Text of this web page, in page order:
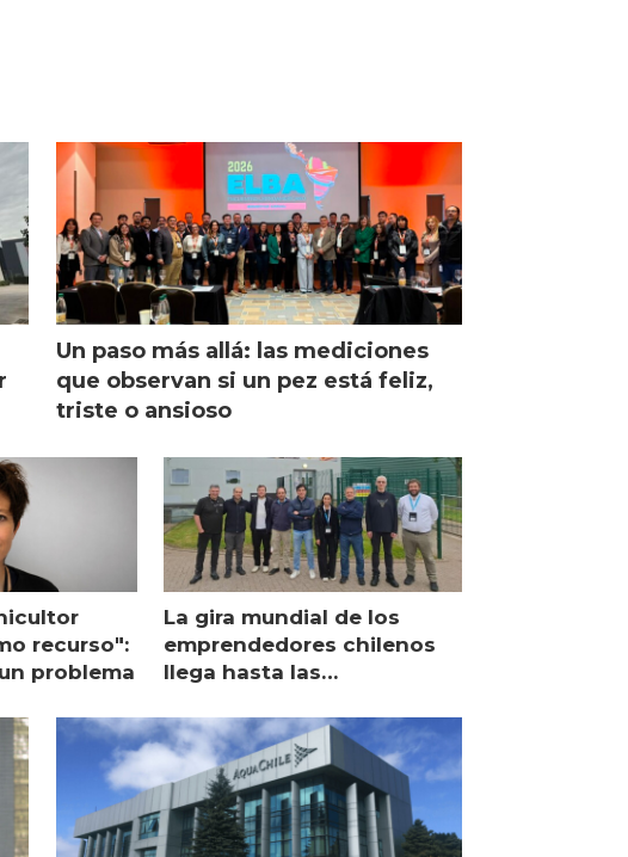
Un paso más allá: las mediciones
que observan si un pez está feliz,
triste o ansioso
recurso":
problema
La gira mundial de los
emprendedores chilenos
llega hasta las
Escocia